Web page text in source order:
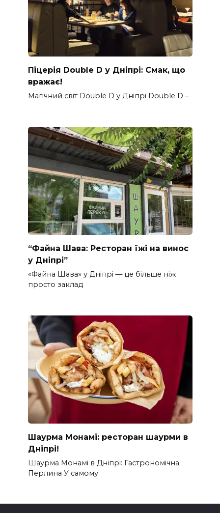
Піцерія Double D у Дніпрі: Смак, що
вражає!
Магічний світ Double D у Дніпрі Double D –
“Файна Шава: Ресторан їжі на винос
у Дніпрі”
«Файна Шава» у Дніпрі — це більше ніж
просто заклад
Шаурма Монамі: ресторан шаурми в
Дніпрі!
Шаурма Монамі в Дніпрі: Гастрономічна
Перлина У самому